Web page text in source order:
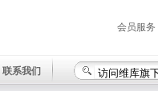
会员服务
联系我们